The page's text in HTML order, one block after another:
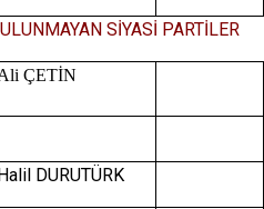
SİYASİ PARTİLER
ÇETİN
DURUTÜRK